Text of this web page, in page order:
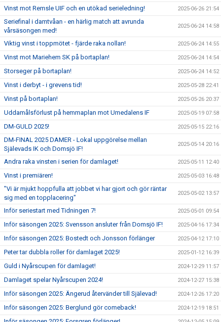
Vinst mot Remsle UIF och en utökad serieledning! 2025-06-26 21:54
Seriefinal i damtvåan - en härlig match att avrunda
vårsäsongen med!
2025-06-24 14:58
Viktig vinst i toppmötet - fjärde raka nollan! 2025-06-24 14:55
Vinst mot Mariehem SK på bortaplan! 2025-06-24 14:54
Storseger på bortaplan! 2025-06-24 14:52
Vinst i derbyt - i grevens tid! 2025-05-28 22:41
Vinst på bortaplan! 2025-05-26 20:37
Uddamålsförlust på hemmaplan mot Umedalens IF 2025-05-19 07:58
DM-GULD 2025! 2025-05-15 22:16
DM-FINAL 2025 DAMER - Lokal uppgörelse mellan
Själevads IK och Domsjö IF!
2025-05-14 20:16
Andra raka vinsten i serien för damlaget! 2025-05-11 12:40
Vinst i premiären! 2025-05-03 16:48
"Vi är mjukt hoppfulla att jobbet vi har gjort och gör räntar
sig med en topplacering"
2025-05-02 13:57
Inför seriestart med Tidningen 7! 2025-05-01 09:54
Inför säsongen 2025: Svensson ansluter från Domsjö IF! 2025-04-16 17:34
Inför säsongen 2025: Bostedt och Jonsson förlänger 2025-04-12 17:10
Peter tar dubbla roller för damlaget 2025! 2025-01-12 16:39
Guld i Nyårscupen för damlaget! 2024-12-29 11:57
Damlaget spelar Nyårscupen 2024! 2024-12-27 15:38
Inför säsongen 2025: Ängerud återvänder till Själevad! 2024-12-26 17:20
Inför säsongen 2025: Berglund gör comeback! 2024-12-19 18:51